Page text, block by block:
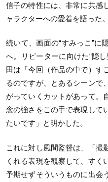
信子の特性には、非常に共感
ャラクターへの愛着を語った。
続いて、画面の“すみっこ”に
へ。リピーターに向けた“隠
田は「今回（作品の中で）す
るのですが、とあるシーンで
がっていくカットがあって。
念の強さをこの手で表現して
たいです」と明かした。
これに対し風間監督は、「撮
くれる表現を観察して、すく
予期せずそういうものに出会